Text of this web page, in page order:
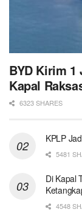
BYD Kirim 1
Kapal
6323 SHARES
KPLP
5481
Di Kapal
4548